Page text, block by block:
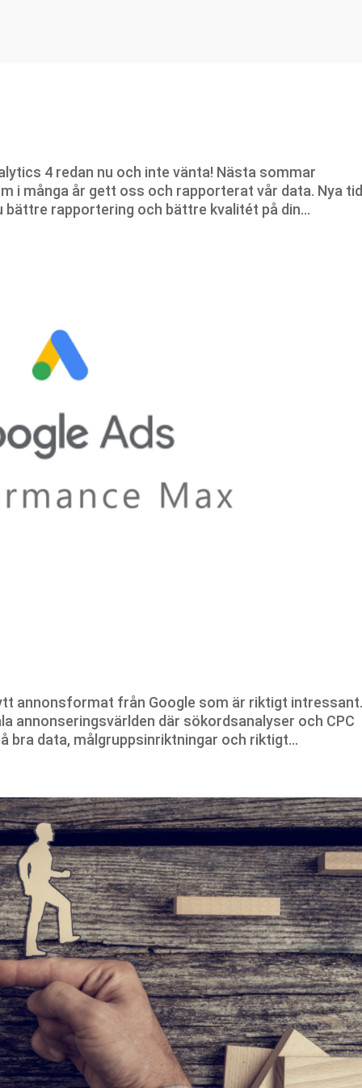
4 redan nu och inte vänta! Nästa sommar
i många år gett oss och rapporterat vår data. Nya
rapportering och bättre kvalitét på din...
annonsformat från Google som är riktigt
annonseringsvärlden där sökordsanalyser och CPC
bra data, målgruppsinriktningar och riktigt...